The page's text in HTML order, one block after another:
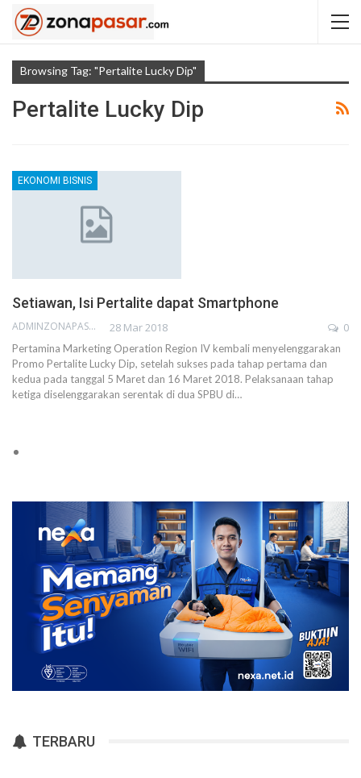
Browsing Tag: "Pertalite Lucky Dip"
Pertalite Lucky Dip
EKONOMI BISNIS
Setiawan, Isi Pertalite dapat Smartphone
ADMINZONAPASAR 28 Mar 2018 0
Pertamina Marketing Operation Region IV kembali menyelenggarakan
Promo Pertalite Lucky Dip, setelah sukses pada tahap pertama dan
kedua pada tanggal 5 Maret dan 16 Maret 2018. Pelaksanaan tahap
ketiga diselenggarakan serentak di dua SPBU di…
TERBARU